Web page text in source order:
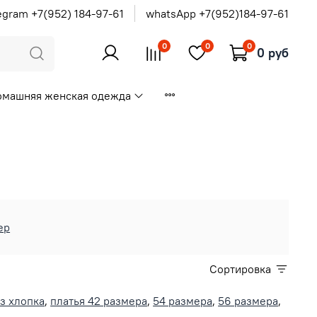
+7(952) 184-97-61 whatsApp +7(952)184-97-61
0 0 0 0 руб
женская одежда
Сортировка
хлопка, платья 42 размера, 54 размера, 56 размера,